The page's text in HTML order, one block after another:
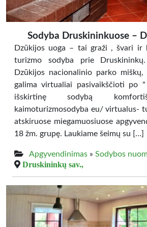
Sodyba Druskininkuose –
Dzūkijos uoga – tai graži , švari ir
turizmo sodyba prie
Dzūkijos nacionalinio parko
galima virtualiai pasivaikščioti po
išskirtinę sodybą
kaimoturizmosodyba eu/ virtualus-
atskiruose miegamuosiuose
18 žm. grupę. Laukiame šeimų su […]
Apgyvendinimas » Sodybos
Druskininkų sav.,